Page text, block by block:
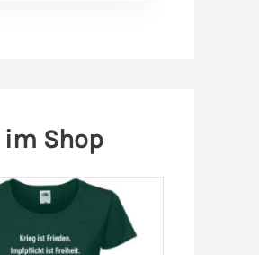
im Shop